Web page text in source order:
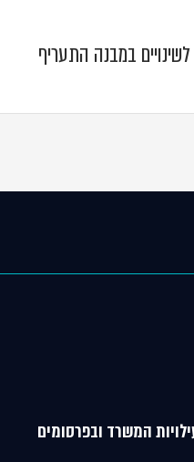
במבנה התעריף
המשרד ובפרסומים